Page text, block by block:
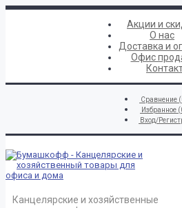
Акции и
О нас
Доставка и
Офис
Сравнение (
Избранное (
Вход/
Канцелярские и хозяйственные